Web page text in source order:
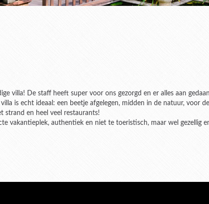
villa! De staff heeft super voor ons gezorgd en er alles aan
is echt ideaal: een beetje afgelegen, midden in de natuur, voor
strand en heel veel restaurants!
vakantieplek, authentiek en niet te toeristisch, maar wel gezellig